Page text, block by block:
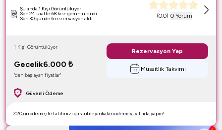
(0.0) 0 Yorum
Şu anda 1 Kişi Görüntülüyor
Son 24 saatte 68 kez görüntülendi
Son 30 günde 6 rezervasyon aldı
Güvenli Ödeme
Gecelik6.000 ₺
"den başlayan fiyatlar"
1 Kişi Görüntülüyor
Rezervasyon Yap
Müsaitlik Takvimi
%20 ön ödeme,ile tatilinizi garantileyinkalan ödemeyi villada yapın!